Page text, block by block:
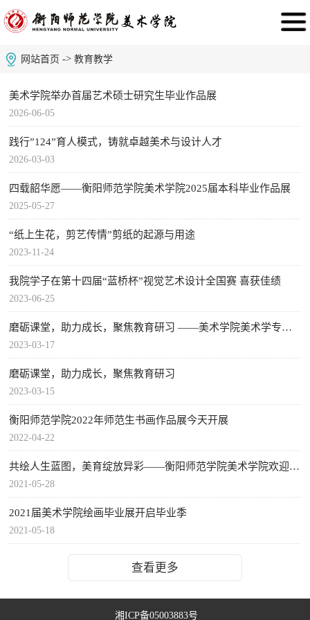
网站首页 -> 教育教学
美术学院举办首届艺术硕士研究生毕业作品展
2026-06-05
践行”124”育人模式，铸就卓越美术与设计人才
2026-03-03
四载韶华愿——衡阳师范学院美术学院2025届本科毕业作品展
2025-05-27
“纸上生花，剪艺传情”剪纸的起源与用途
2023-11-24
我院学子在第十四届“蓝桥杯”视觉艺术设计全国赛 喜获佳绩
2023-06-25
磨砺课堂，助力成长，聚焦教育研习 ——美术学院美术学专业教育研习系列活动
2023-03-17
磨砺课堂，助力成长，聚焦教育研习
2023-03-15
衡阳师范学院2022年师范生书画作品展今天开展
2022-04-22
共绘人生蓝图，美育绽放异彩——衡阳师范学院美术学院欢迎你！
2021-05-28
2021届美术学院绘画毕业展开启毕业季
2021-05-18
查看更多
湘ICP备05003883号